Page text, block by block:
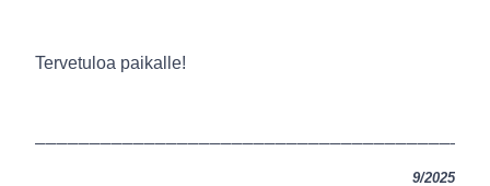
Tervetuloa paikalle!
9/2025